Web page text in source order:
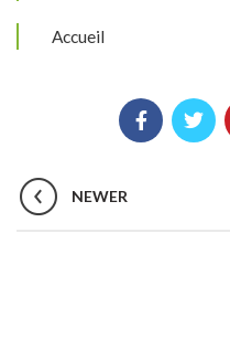
Accueil
NEWER